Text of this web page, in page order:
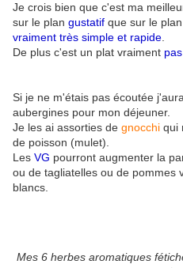
Je crois bien que c'est ma
sur le plan gustatif que sur le
vraiment très simple et rapide
De plus c'est un plat vraiment
Si je ne m'étais pas écoutée
aubergines pour mon déjeuner.
Je les ai assorties de gnocchi qui
de poisson (mulet).
Les VG pourront augmenter la
ou de tagliatelles ou de pommes
blancs.
Mes 6 herbes aromatiques